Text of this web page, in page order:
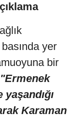
yer
bir
"Ermenek
Karaman